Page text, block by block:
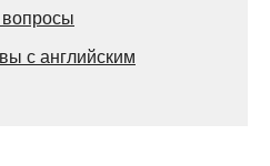
с английским